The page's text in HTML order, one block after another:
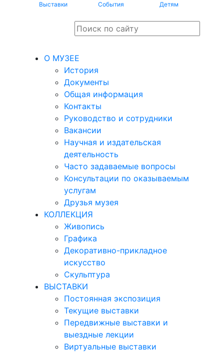
Выставки События Детям
О МУЗЕЕ
История
Документы
Общая информация
Контакты
Руководство и сотрудники
Вакансии
Научная и издательская
деятельность
Часто задаваемые вопросы
Консультации по оказываемым
услугам
Друзья музея
КОЛЛЕКЦИЯ
Живопись
Графика
Декоративно-прикладное
искусство
Скульптура
ВЫСТАВКИ
Постоянная экспозиция
Текущие выставки
Передвижные выставки и
выездные лекции
Виртуальные выставки